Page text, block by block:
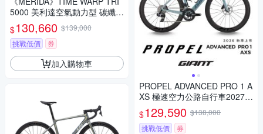
5000 美利達空氣動力型 碳纖維
三鐵專用車 (無附踏板/105電
變/三鐵/計時車)
$130,660 $139,000
挑戰低價
券
加入購物車
PROPEL ADVANCED PRO 1 A
XS 極速空力公路自行車2027年
式
$129,590 $138,000
挑戰低價
券